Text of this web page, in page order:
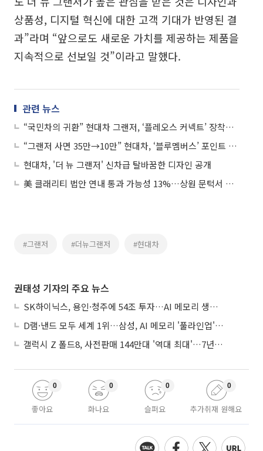
상품성, 디지털 혁신에 대한 고객 기대가 반영된 결
과”라며 “앞으로도 새로운 가치를 제공하는 제품을
지속적으로 선보일 것”이라고 말했다.
관련 뉴스
“국민차의 귀환” 현대차 그랜저, ‘플레오스 커넥트’ 장착한 SDV로 돌아왔다
“그랜저 사면 35만→10만” 현대차, ‘블루멤버스’ 포인트 개편…고객 혜택 축소
현대차, '더 뉴 그랜저' 신차급 탈바꿈한 디자인 공개
美 클래리티 법안 연내 통과 가능성 13%…상원 문턱서 제동
#그랜저 #더뉴그랜저 #현대차
권태성 기자의 주요 뉴스
SK하이닉스, 용인·청주에 54조 투자…AI 메모리 생산기지 키운다
D램·낸드 모두 세계 1위…삼성, AI 메모리 '풀라인업'으로 승부
갤럭시 Z 폴드8, 사전판매 144만대 '역대 최대'…7년만에 갤노트10 기록 넘어
좋아요
0
화나요
0
슬퍼요
0
추가취재 원해요
0